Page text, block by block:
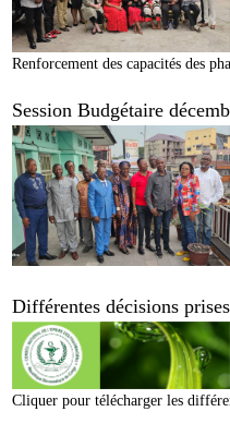
Renforcement des capacités des
Session Budgétaire
Différentes décisions
Cliquer pour télécharger les